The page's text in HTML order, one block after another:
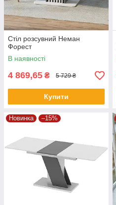
Стіл розсувний Неман
Форест
В наявності
4 869,65 ₴ 5 729 ₴
Купити
Новинка –15%